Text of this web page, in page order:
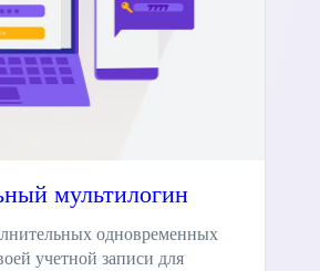
мультилогин
одновременных
учетной записи для